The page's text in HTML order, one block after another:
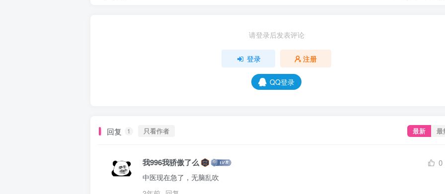
请登录后发表评论
登录 注册
QQ登录
回复 1 只看作者 最新 最
我996我骄傲了么 0
中医现在急了，无脑乱吹